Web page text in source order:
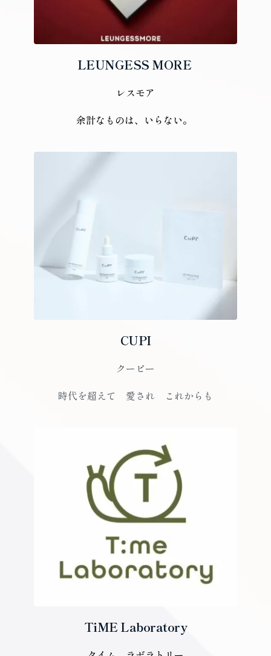
LEUNGESS MORE
レスモア
余計なものは、いらない。
CUPI
クーピー
時代を超えて　愛され　これからも
TiME Laboratory